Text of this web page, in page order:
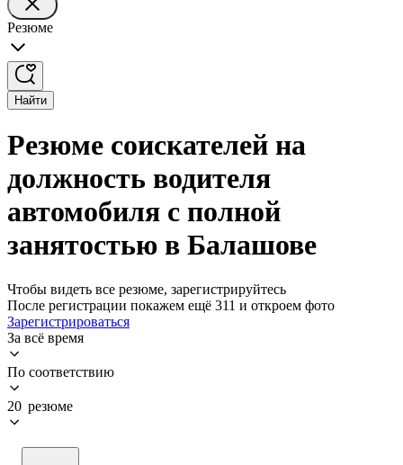
Резюме
Найти
Резюме соискателей на
должность водителя
автомобиля с полной
занятостью в Балашове
Чтобы видеть все резюме, зарегистрируйтесь
После регистрации покажем ещё 311 и откроем фото
Зарегистрироваться
За всё время
По соответствию
20 резюме